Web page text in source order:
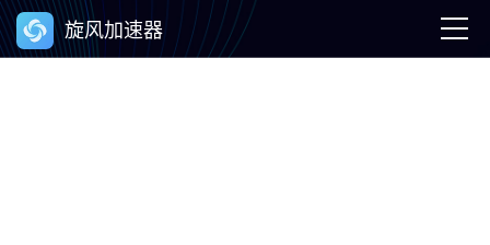
旋风加速器